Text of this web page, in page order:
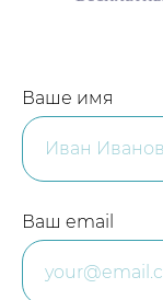
Ваше имя
Ваш email